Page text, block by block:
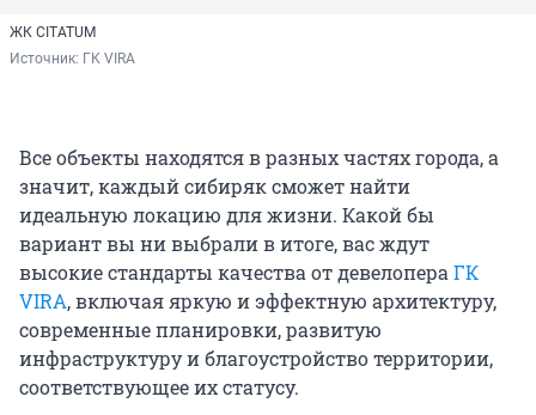
ЖК CITATUM
Источник: ГК VIRA
Все объекты находятся в разных частях города, а
значит, каждый сибиряк сможет найти
идеальную локацию для жизни. Какой бы
вариант вы ни выбрали в итоге, вас ждут
высокие стандарты качества от девелопераГК
VIRA, включая яркую и эффектную архитектуру,
современные планировки, развитую
инфраструктуру и благоустройство территории,
соответствующее их статусу.